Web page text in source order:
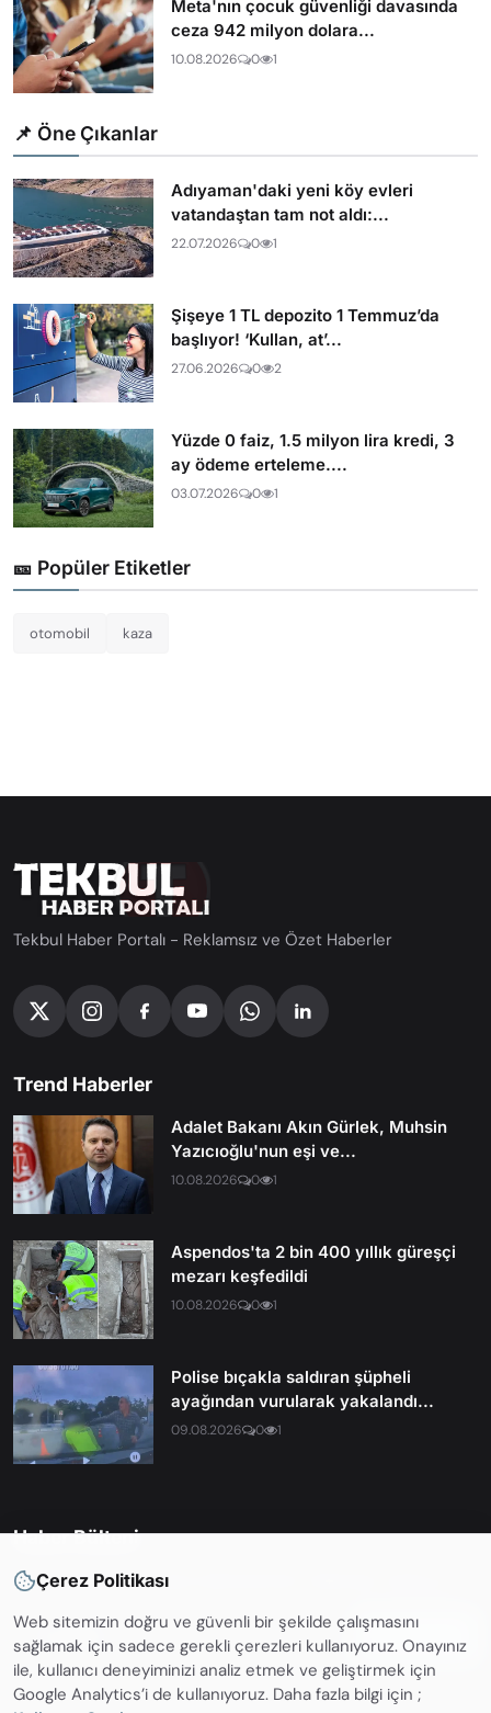
Meta'nın çocuk güvenliği davasında
ceza 942 milyon dolara...
10.08.2026 0 1
📌 Öne Çıkanlar
Adıyaman'daki yeni köy evleri
vatandaştan tam not aldı:...
22.07.2026 0 1
Şişeye 1 TL depozito 1 Temmuz’da
başlıyor! ‘Kullan, at’...
27.06.2026 0 2
Yüzde 0 faiz, 1.5 milyon lira kredi, 3
ay ödeme erteleme....
03.07.2026 0 1
🎫 Popüler Etiketler
otomobil kaza
Tekbul Haber Portalı - Reklamsız ve Özet Haberler
Trend Haberler
Adalet Bakanı Akın Gürlek, Muhsin
Yazıcıoğlu'nun eşi ve...
10.08.2026 0 1
Aspendos'ta 2 bin 400 yıllık güreşçi
mezarı keşfedildi
10.08.2026 0 1
Polise bıçakla saldıran şüpheli
ayağından vurularak yakalandı...
09.08.2026 0 1
Haber Bülteni
En son haberleri ve güncellemelerden haberdar olmak için
Abone OL
Çerez Politikası
Web sitemizin doğru ve güvenli bir şekilde çalışmasını
sağlamak için sadece gerekli çerezleri kullanıyoruz. Onayınız
ile, kullanıcı deneyiminizi analiz etmek ve geliştirmek için
Google Analytics’i de kullanıyoruz. Daha fazla bilgi için ;